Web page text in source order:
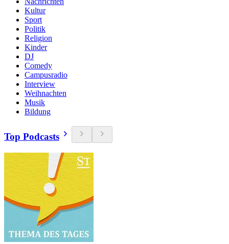
Kultur
Sport
Politik
Religion
Kinder
DJ
Comedy
Campusradio
Interview
Weihnachten
Musik
Bildung
Top Podcasts